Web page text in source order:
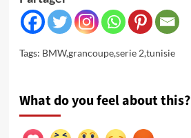
Tags: BMW,grancoupe,serie 2,tunisie
What do you feel about this?